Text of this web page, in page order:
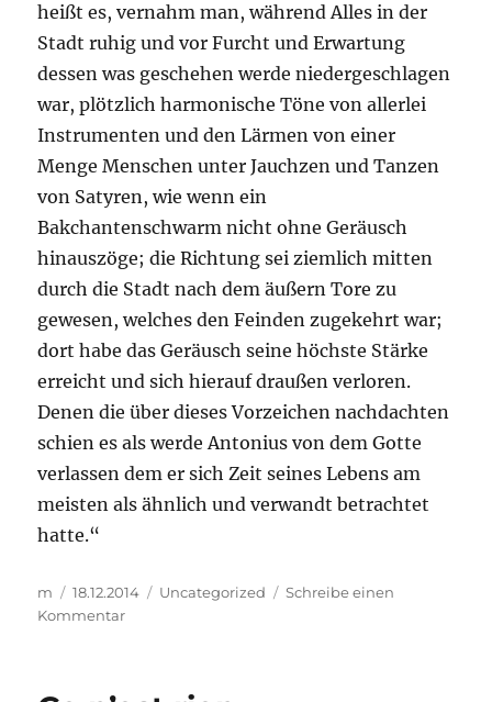
heißt es, vernahm man, während Alles in der
Stadt ruhig und vor Furcht und Erwartung
dessen was geschehen werde niedergeschlagen
war, plötzlich harmonische Töne von allerlei
Instrumenten und den Lärmen von einer
Menge Menschen unter Jauchzen und Tanzen
von Satyren, wie wenn ein
Bakchantenschwarm nicht ohne Geräusch
hinauszöge; die Richtung sei ziemlich mitten
durch die Stadt nach dem äußern Tore zu
gewesen, welches den Feinden zugekehrt war;
dort habe das Geräusch seine höchste Stärke
erreicht und sich hierauf draußen verloren.
Denen die über dieses Vorzeichen nachdachten
schien es als werde Antonius von dem Gotte
verlassen dem er sich Zeit seines Lebens am
meisten als ähnlich und verwandt betrachtet
hatte.“
Autor
m
Veröffentlicht
am
18.12.2014 Kategorien
Uncategorized
Schreibe einen
Kommentarzu